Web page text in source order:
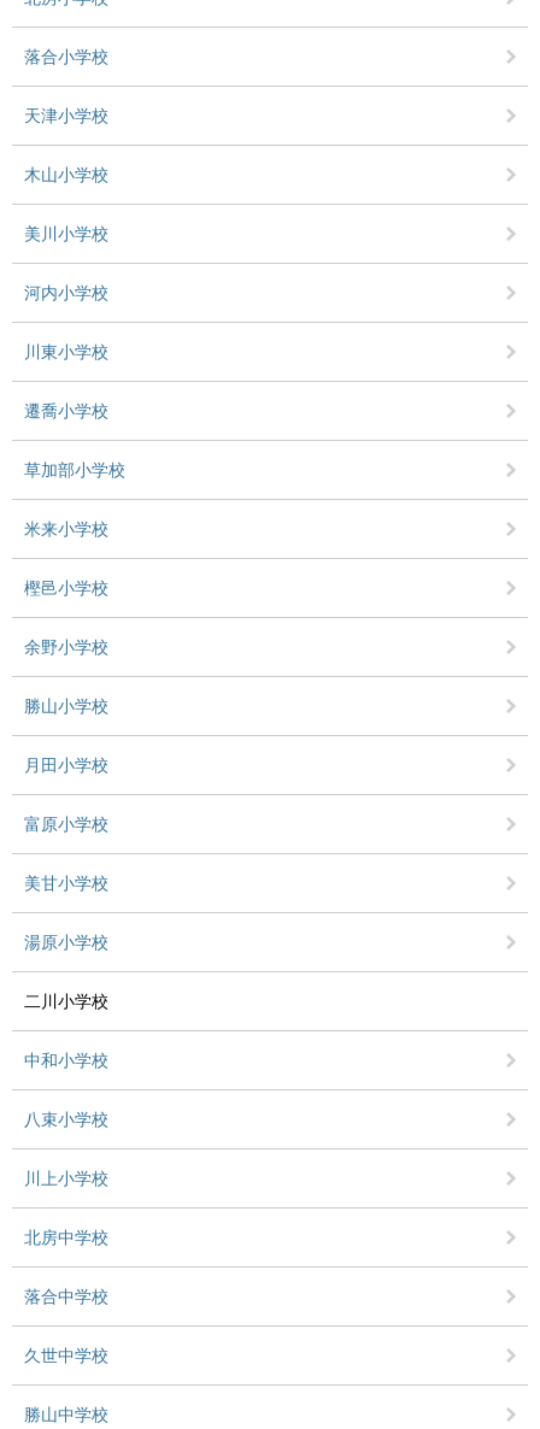
落合小学校
天津小学校
木山小学校
美川小学校
河内小学校
川東小学校
遷喬小学校
草加部小学校
米来小学校
樫邑小学校
余野小学校
勝山小学校
月田小学校
富原小学校
美甘小学校
湯原小学校
二川小学校
中和小学校
八束小学校
川上小学校
北房中学校
落合中学校
久世中学校
勝山中学校